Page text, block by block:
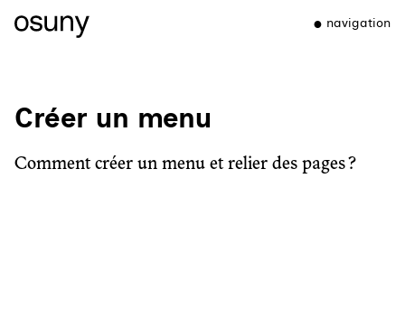
navigation
Créer un menu
Comment créer un menu et relier des pages ?